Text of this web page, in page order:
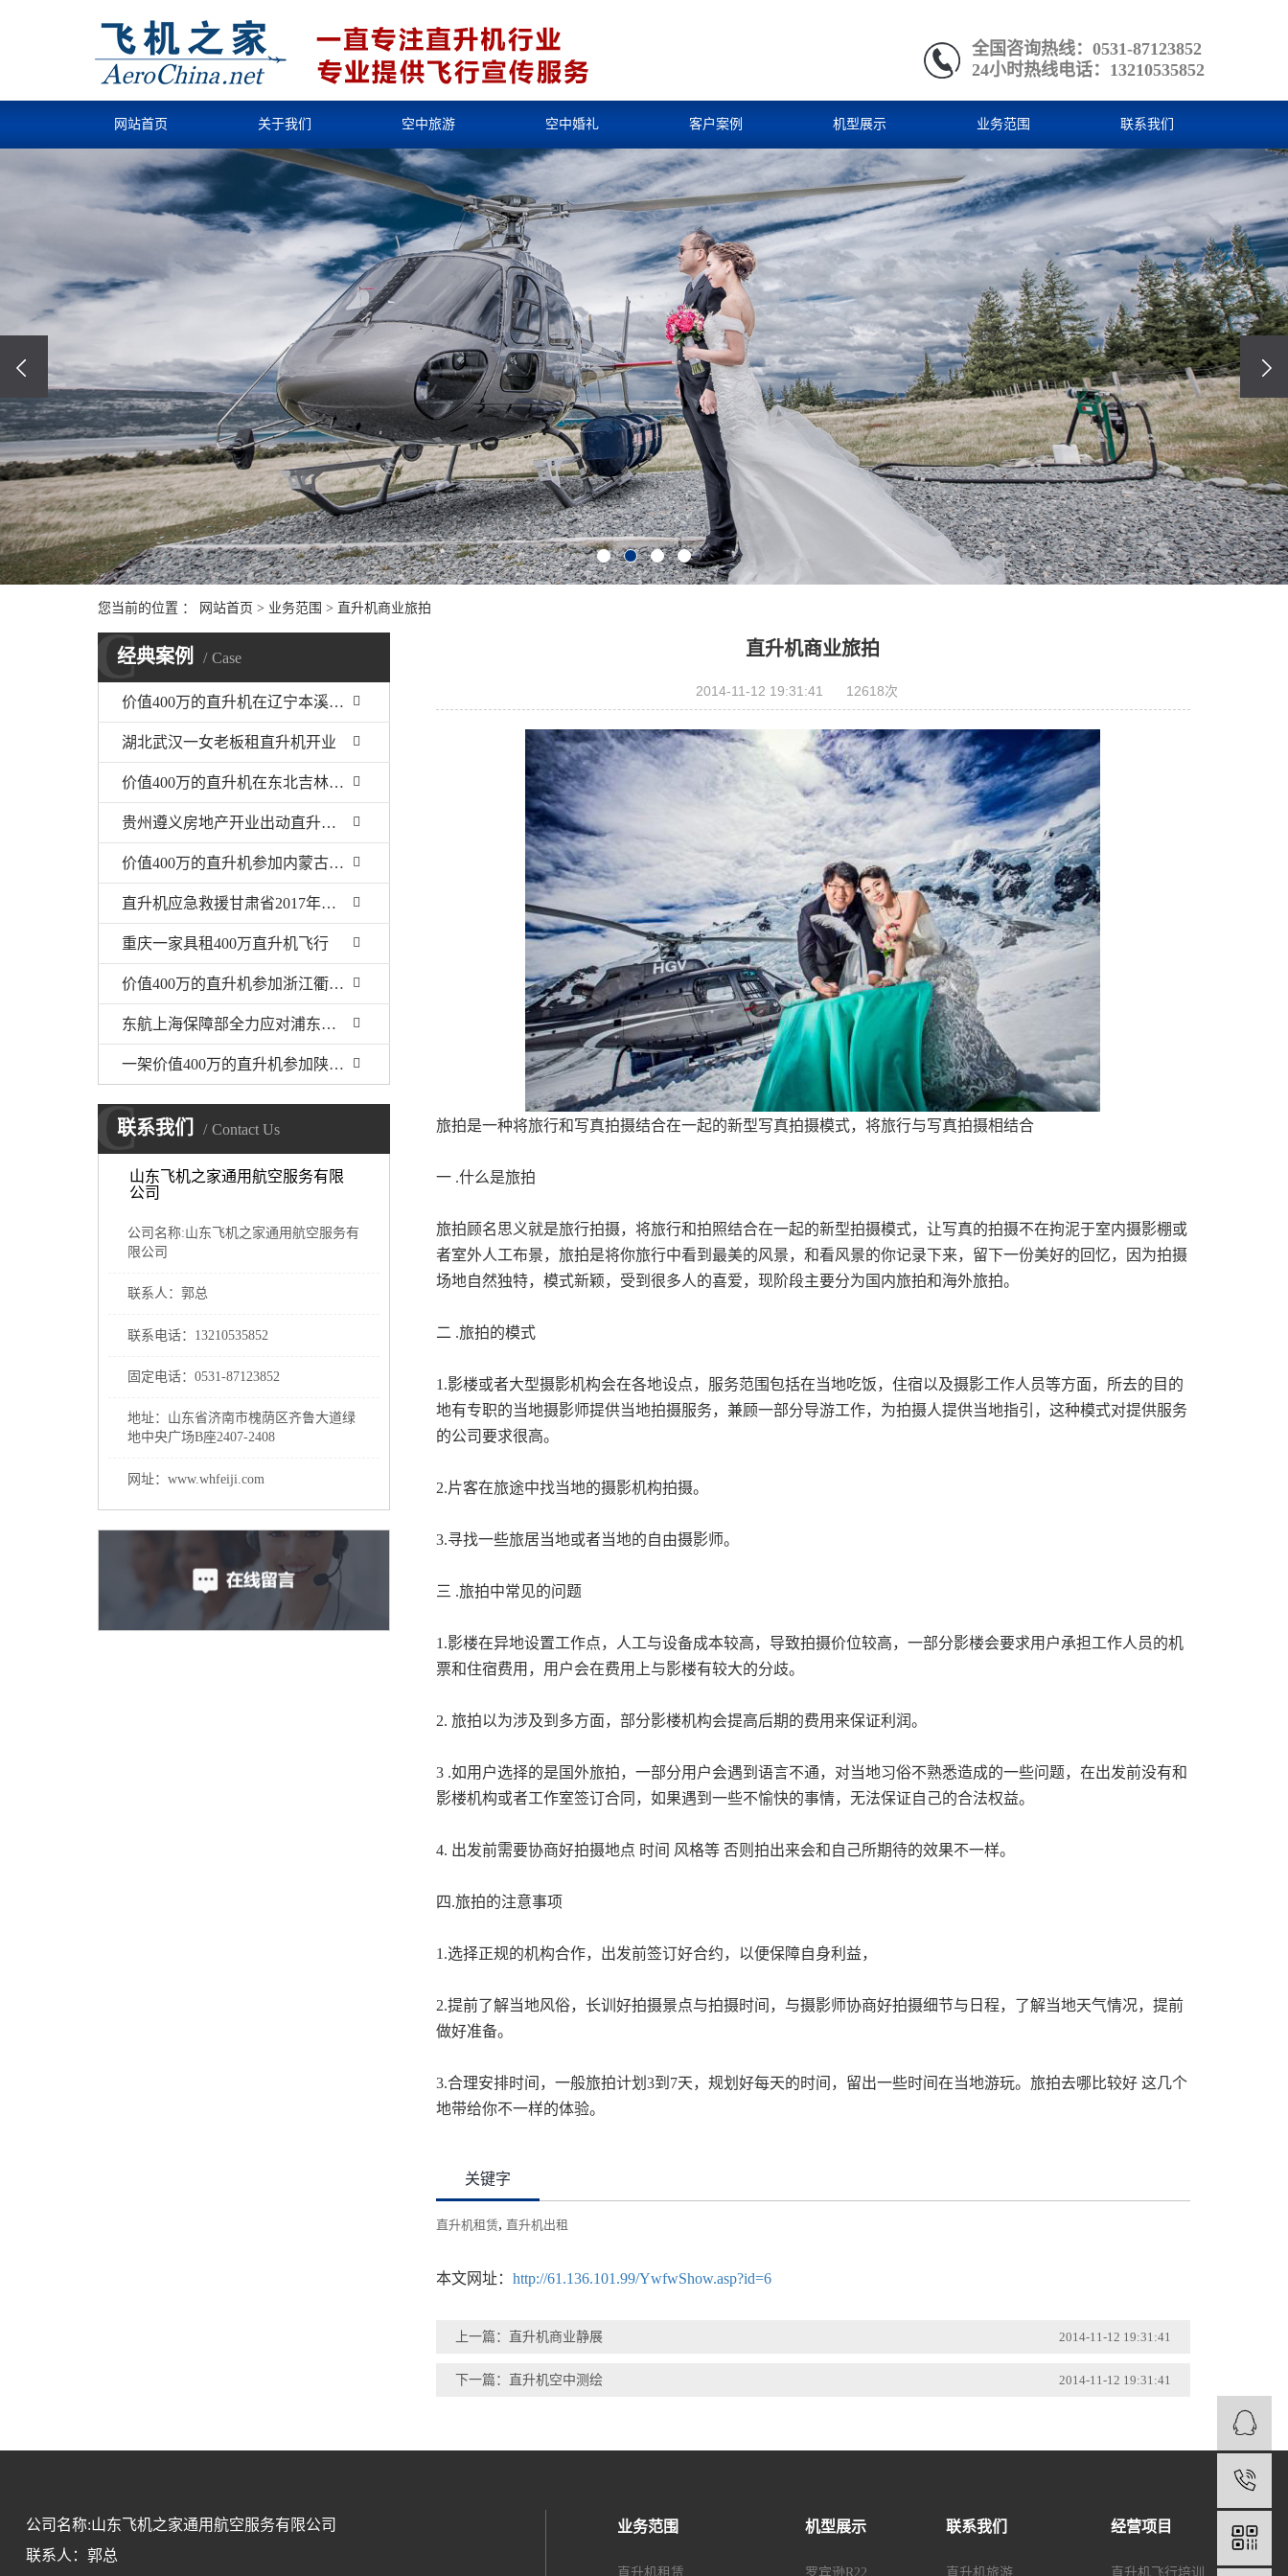
全国咨询热线：0531-87123852
24小时热线电话：13210535852
网站首页 关于我们 空中旅游 空中婚礼 客户案例 机型展示 业务范围 联系我们
您当前的位置 ： 网站首页 > 业务范围 > 直升机商业旅拍
经典案例 Case
C
价值400万的直升机在辽宁本溪大雅河执行巡查任务
湖北武汉一女老板租直升机开业
价值400万的直升机在东北吉林执行巡查任务
贵州遵义房地产开业出动直升机360度看房
价值400万的直升机参加内蒙古呼伦贝尔静展活动
直升机应急救援甘肃省2017年公路交通地震应急开启
重庆一家具租400万直升机飞行
价值400万的直升机参加浙江衢州静展活动
东航上海保障部全力应对浦东机场低云天气
一架价值400万的直升机参加陕西汉中直升机空中巡查活动
联系我们 Contact Us
C
山东飞机之家通用航空服务有限
公司
公司名称:山东飞机之家通用航空服务有
限公司
联系人：郭总
联系电话：13210535852
固定电话：0531-87123852
地址：山东省济南市槐荫区齐鲁大道绿
地中央广场B座2407-2408
网址：www.whfeiji.com
直升机商业旅拍
2014-11-12 19:31:41 12618次
旅拍是一种将旅行和写真拍摄结合在一起的新型写真拍摄模式，将旅行与写真拍摄相结合
一 .什么是旅拍
旅拍顾名思义就是旅行拍摄，将旅行和拍照结合在一起的新型拍摄模式，让写真的拍摄不在拘泥于室内摄影棚或
者室外人工布景，旅拍是将你旅行中看到最美的风景，和看风景的你记录下来，留下一份美好的回忆，因为拍摄
场地自然独特，模式新颖，受到很多人的喜爱，现阶段主要分为国内旅拍和海外旅拍。
二 .旅拍的模式
1.影楼或者大型摄影机构会在各地设点，服务范围包括在当地吃饭，住宿以及摄影工作人员等方面，所去的目的
地有专职的当地摄影师提供当地拍摄服务，兼顾一部分导游工作，为拍摄人提供当地指引，这种模式对提供服务
的公司要求很高。
2.片客在旅途中找当地的摄影机构拍摄。
3.寻找一些旅居当地或者当地的自由摄影师。
三 .旅拍中常见的问题
1.影楼在异地设置工作点，人工与设备成本较高，导致拍摄价位较高，一部分影楼会要求用户承担工作人员的机
票和住宿费用，用户会在费用上与影楼有较大的分歧。
2. 旅拍以为涉及到多方面，部分影楼机构会提高后期的费用来保证利润。
3 .如用户选择的是国外旅拍，一部分用户会遇到语言不通，对当地习俗不熟悉造成的一些问题，在出发前没有和
影楼机构或者工作室签订合同，如果遇到一些不愉快的事情，无法保证自己的合法权益。
4. 出发前需要协商好拍摄地点 时间 风格等 否则拍出来会和自己所期待的效果不一样。
四.旅拍的注意事项
1.选择正规的机构合作，出发前签订好合约，以便保障自身利益，
2.提前了解当地风俗，长训好拍摄景点与拍摄时间，与摄影师协商好拍摄细节与日程，了解当地天气情况，提前
做好准备。
3.合理安排时间，一般旅拍计划3到7天，规划好每天的时间，留出一些时间在当地游玩。旅拍去哪比较好 这几个
地带给你不一样的体验。
关键字
直升机租赁, 直升机出租
本文网址： http://61.136.101.99/YwfwShow.asp?id=6
上一篇：直升机商业静展 2014-11-12 19:31:41
下一篇：直升机空中测绘 2014-11-12 19:31:41
公司名称:山东飞机之家通用航空服务有限公司
联系人：郭总
业务范围
直升机租赁
机型展示
罗宾逊R22
联系我们
直升机旅游
经营项目
直升机飞行培训